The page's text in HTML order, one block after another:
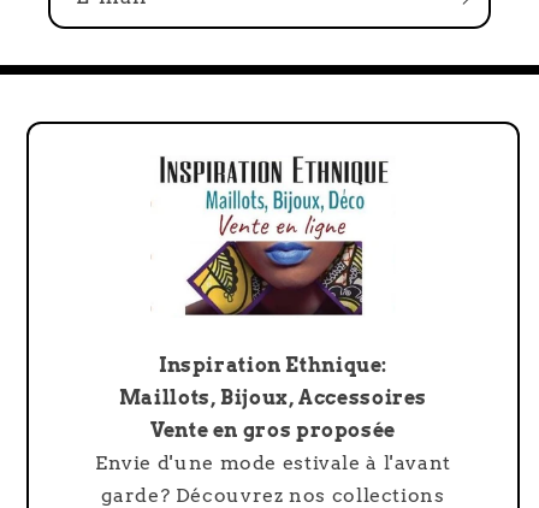
Inspiration Ethnique:
Maillots, Bijoux, Accessoires
Vente en gros proposée
Envie d'une mode estivale à l'avant
garde? Découvrez nos collections